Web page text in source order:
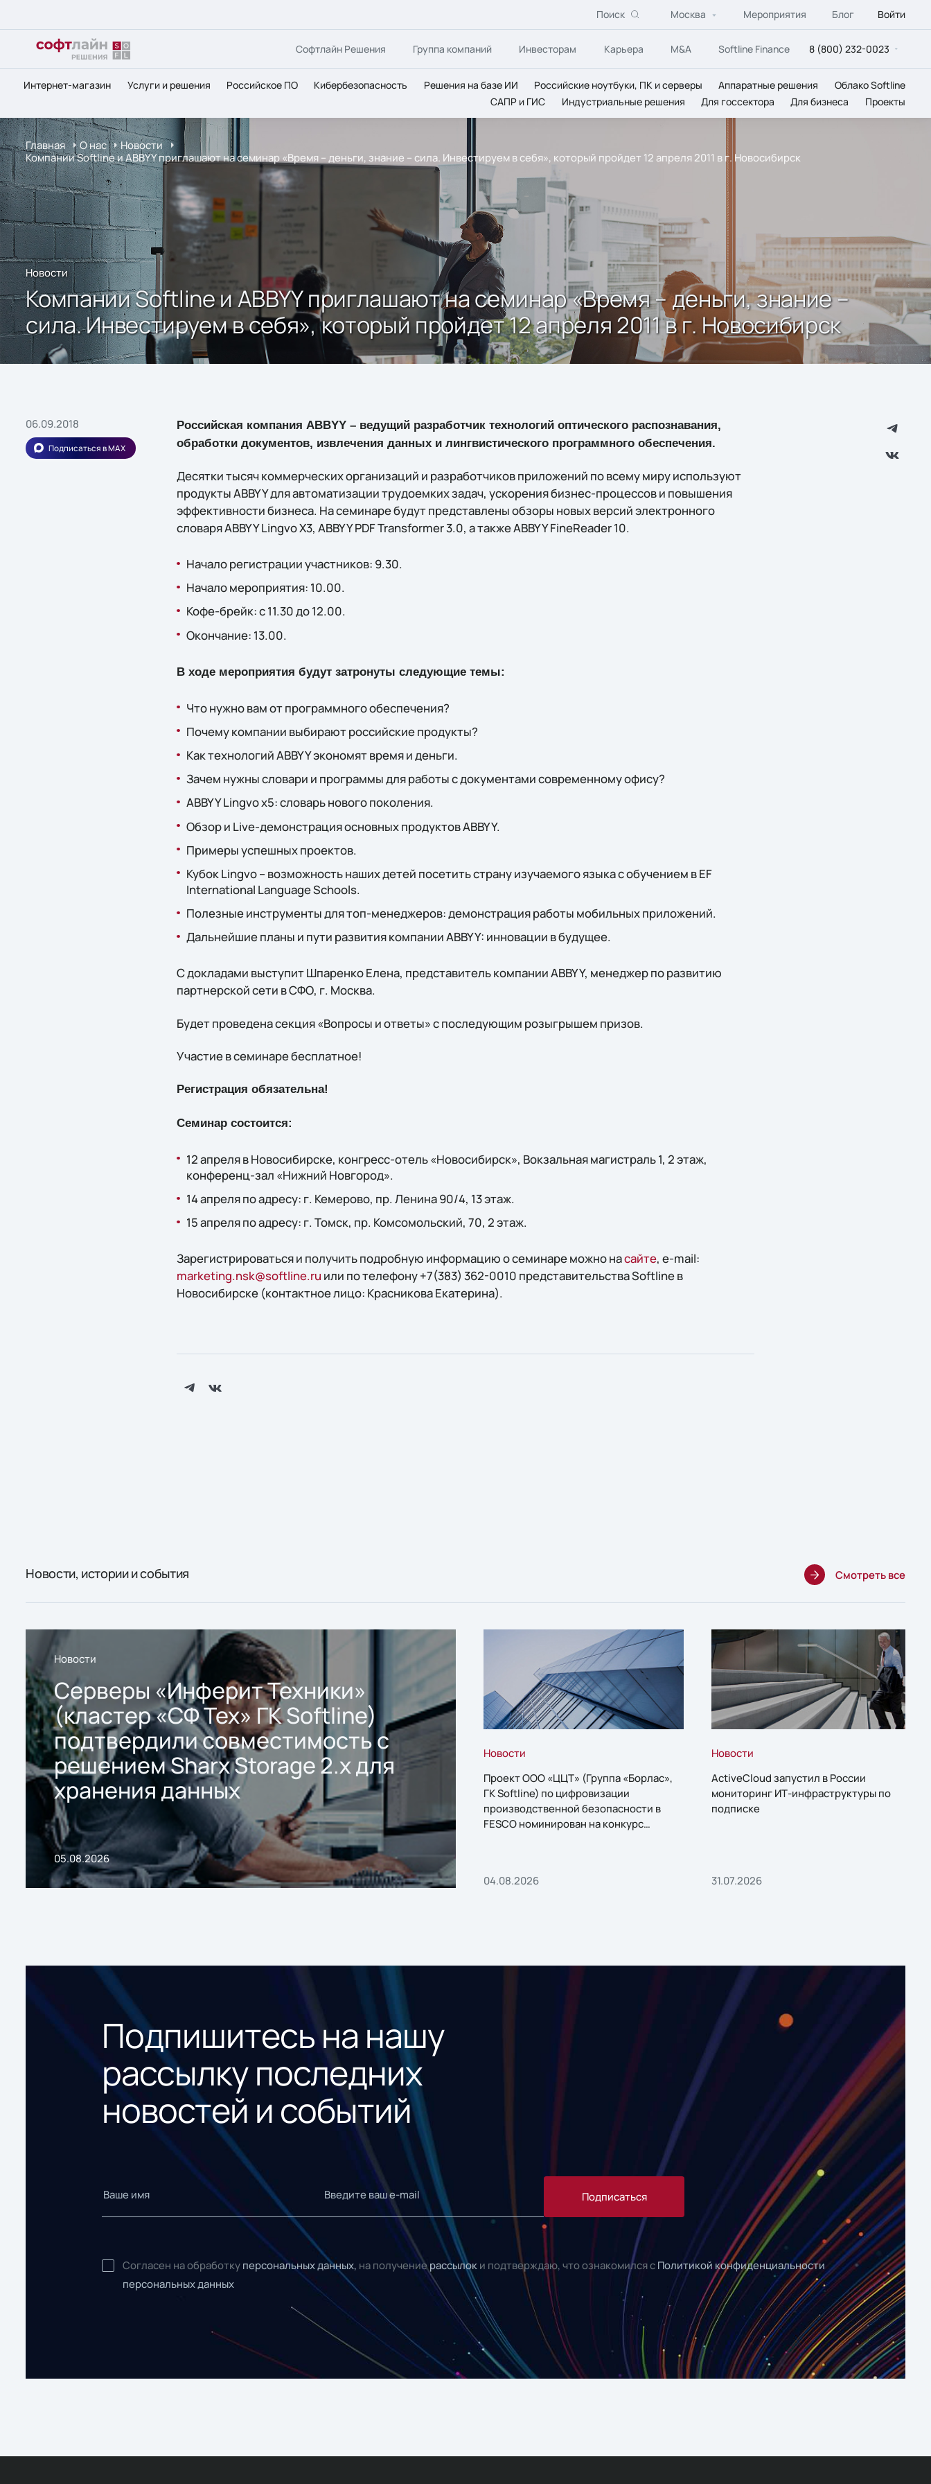
Поиск Москва Мероприятия Блог Войти
Софтлайн Решения Группа компаний Инвесторам Карьера M&A Softline Finance 8 (800) 232-0023
Интернет-магазин Услуги и решения Российское ПО Кибербезопасность Решения на базе ИИ Российские ноутбуки, ПК и серверы Аппаратные решения
Облако Softline
САПР и ГИС
Индустриальные решения Для госсектора Для бизнеса Проекты
Главная О нас
Новости
Компании Softline и ABBYY приглашают на семинар «Время – деньги, знание – сила. Инвестируем в себя», который пройдет 12 апреля 2011 в г. Новосибирск
Новости
Компании Softline и ABBYY приглашают на семинар «Время – деньги, знание –
сила. Инвестируем в себя», который пройдет 12 апреля 2011 в г. Новосибирск
06.09.2018
Подписаться в MAX
Российская компания ABBYY – ведущий разработчик технологий оптического распознавания,
обработки документов, извлечения данных и лингвистического программного обеспечения.
Десятки тысяч коммерческих организаций и разработчиков приложений по всему миру используют
продукты ABBYY для автоматизации трудоемких задач, ускорения бизнес-процессов и повышения
эффективности бизнеса. На семинаре будут представлены обзоры новых версий электронного
словаря ABBYY Lingvo Х3, ABBYY PDF Transformer 3.0, а также ABBYY FineReader 10.
Начало регистрации участников: 9.30.
Начало мероприятия: 10.00.
Кофе-брейк: с 11.30 до 12.00.
Окончание: 13.00.
В ходе мероприятия будут затронуты следующие темы:
Что нужно вам от программного обеспечения?
Почему компании выбирают российские продукты?
Как технологий ABBYY экономят время и деньги.
Зачем нужны словари и программы для работы с документами современному офису?
ABBYY Lingvo x5: словарь нового поколения.
Обзор и Live-демонстрация основных продуктов ABBYY.
Примеры успешных проектов.
Кубок Lingvo – возможность наших детей посетить страну изучаемого языка с обучением в EF
International Language Schools.
Полезные инструменты для топ-менеджеров: демонстрация работы мобильных приложений.
Дальнейшие планы и пути развития компании ABBYY: инновации в будущее.
С докладами выступит Шпаренко Елена, представитель компании ABBYY, менеджер по развитию
партнерской сети в СФО, г. Москва.
Будет проведена секция «Вопросы и ответы» с последующим розыгрышем призов.
Участие в семинаре бесплатное!
Регистрация обязательна!
Семинар состоится:
12 апреля в Новосибирске, конгресс-отель «Новосибирск», Вокзальная магистраль 1, 2 этаж,
конференц-зал «Нижний Новгород».
14 апреля по адресу: г. Кемерово, пр. Ленина 90/4, 13 этаж.
15 апреля по адресу: г. Томск, пр. Комсомольский, 70, 2 этаж.
Зарегистрироваться и получить подробную информацию о семинаре можно насайте, e-mail:
marketing.nsk@softline.ru или по телефону +7(383) 362-0010 представительства Softline в
Новосибирске (контактное лицо: Красникова Екатерина).
Новости, истории и события Смотреть все
Новости
Серверы «Инферит Техники»
(кластер «СФ Тех» ГК Softline)
подтвердили совместимость с
решением Sharx Storage 2.x для
хранения данных
05.08.2026
Новости
Проект ООО «ЦЦТ» (Группа «Борлас»,
ГК Softline) по цифровизации
производственной безопасности в
FESCO номинирован на конкурс
04.08.2026
Новости
ActiveCloud запустил в России
мониторинг ИТ-инфраструктуры по
подписке
31.07.2026
Подпишитесь на нашу
рассылку последних
новостей и событий
Подписаться
Согласен на обработку персональных данных, на получениерассылок и подтверждаю, что ознакомился с Политикой конфиденциальности
персональных данных